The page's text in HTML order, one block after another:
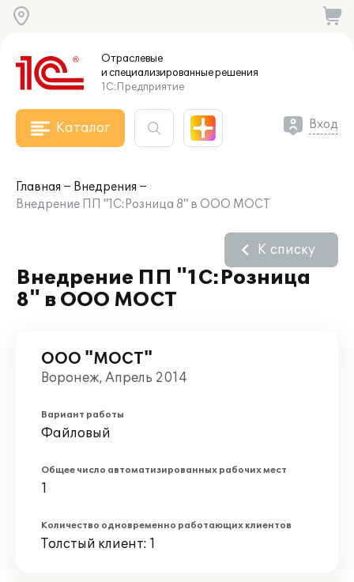
Отраслевые
и специализированныерешения
1С:Предприятие
Каталог Вход
Главная
Внедрения
Внедрение ПП "1С:Розница 8" в ООО МОСТ
Внедрение ПП "1С:Розница
8" в ООО МОСТ
К списку
ООО "МОСТ"
Воронеж, Апрель 2014
Вариант работы
Файловый
Общее число автоматизированных рабочих мест
1
Количество одновременно работающих клиентов
Толстый клиент: 1